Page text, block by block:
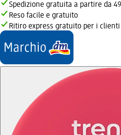
Spedizione gratuita a partire da
Reso facile e gratuito
Ritiro express gratuito per i